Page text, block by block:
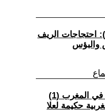
(46) عالمة الاجتماع حكيمة لعلا (2): احتجاجات الريف
والبؤس
(47) السوسيولوجيا ليست محبوبة في المغرب (1)
حكيمة لعلا